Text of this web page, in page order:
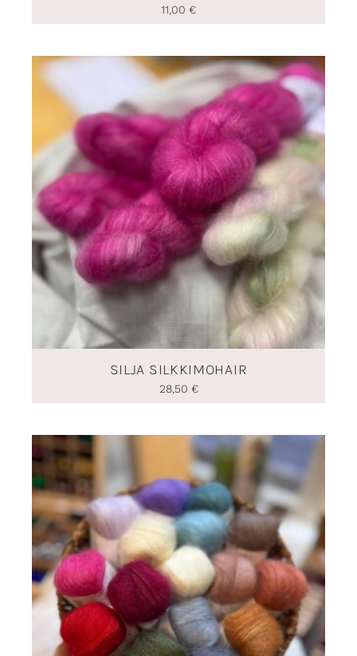
11,00 €
SILJA SILKKIMOHAIR
28,50 €